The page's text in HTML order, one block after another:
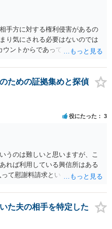
、質問に具体的に答えてくれる
直接か事務局員を介するかな
るとよいと思います。いずれに
あたっては、証拠資料、夫と相
夫婦関係への影響、離婚予定の
されることをお勧めいたしま
手方に対する権利侵害があるの
り気にされる必要はないのでは
ントからであっても、そこに紐
ような精神的損害が発生したと
示がなされる可能性も低いので
ための証拠集めと探偵
役にたった 3
うのは難しいと思いますが、こ
れば利用している興信所はある
て慰謝料請求という流れになる
た夫の相手を特定した